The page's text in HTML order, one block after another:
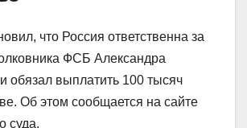
что Россия ответственна за
ФСБ Александра
обязал выплатить 100 тысяч
Об этом сообщается на сайте
суда.